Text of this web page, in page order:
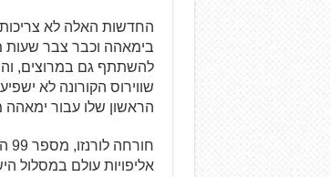
החדשות האלה לא צריכות
להשתתף גם במרוצים,
שווירוס הקורונה לא
הראשון שלו עבור ימאהה
חורחה לורנזו, מספר 99 האגדי, ייכנס השנה